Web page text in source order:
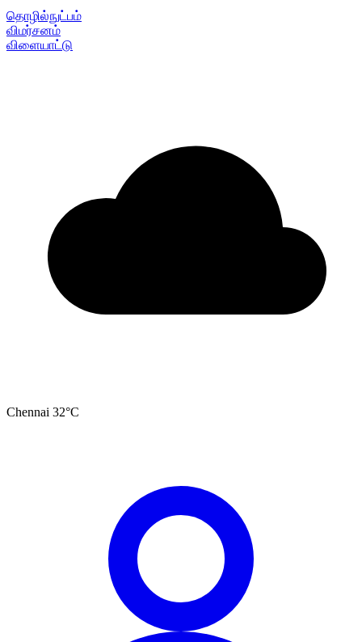
தொழில்நுட்பம்
விமர்சனம்
விளையாட்டு
Chennai 32°C